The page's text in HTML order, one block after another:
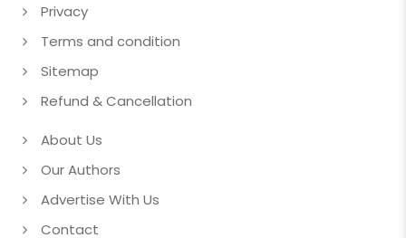
Privacy
Terms and condition
Sitemap
Refund & Cancellation
About Us
Our Authors
Advertise With Us
Contact